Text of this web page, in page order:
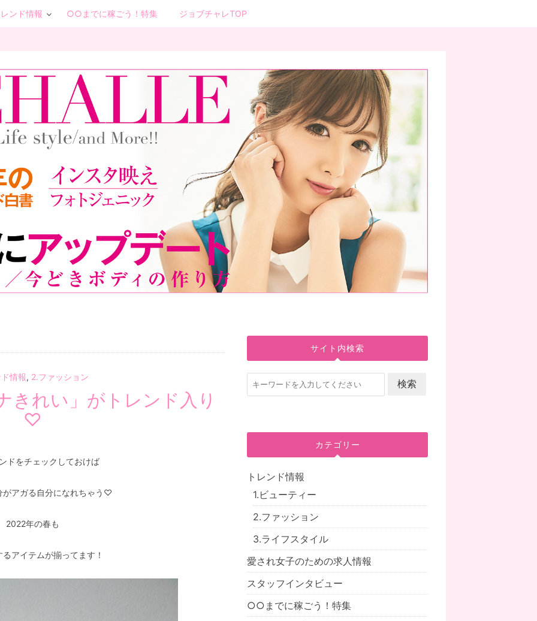
ンド情報 ○○までに稼ごう！特集 ジョブチャレTOP
情報, 2.ファッション
きれい」がトレンド入り
♡
ドをチェックしておけば
がアガる自分になれちゃう♡
2022年の春も
アイテムが揃ってます！
サイト内検索
カテゴリー
トレンド情報
1.ビューティー
2.ファッション
3.ライフスタイル
愛され女子のための求人情報
スタッフインタビュー
○○までに稼ごう！特集